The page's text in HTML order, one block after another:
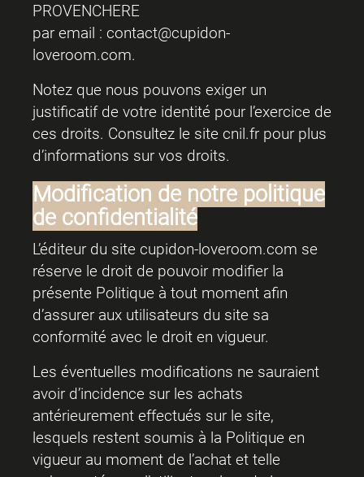
PROVENCHERE
par email : contact@cupidon-
loveroom.com.
Notez que nous pouvons exiger un
justificatif de votre identité pour l’exercice de
ces droits. Consultez le site cnil.fr pour plus
d’informations sur vos droits.
Modification de notre politique
de confidentialité
L’éditeur du site cupidon-loveroom.com se
réserve le droit de pouvoir modifier la
présente Politique à tout moment afin
d’assurer aux utilisateurs du site sa
conformité avec le droit en vigueur.
Les éventuelles modifications ne sauraient
avoir d’incidence sur les achats
antérieurement effectués sur le site,
lesquels restent soumis à la Politique en
vigueur au moment de l’achat et telle